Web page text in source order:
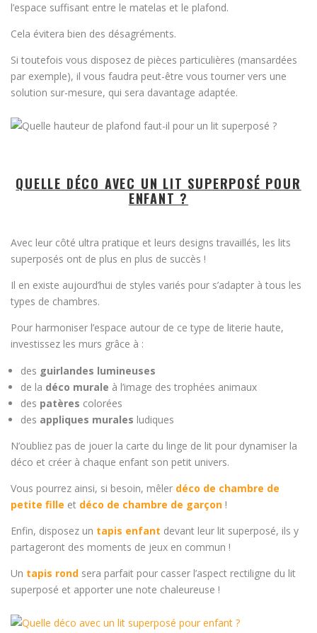
l’espace suffisant entre le matelas et le plafond.
Cela évitera bien des désagréments.
Si toutefois vous disposez de pièces particulières (mansardées
par exemple), il vous faudra peut-être vous tourner vers une
solution sur-mesure, qui sera davantage adaptée.
QUELLE DÉCO AVEC UN LIT SUPERPOSÉ POUR
ENFANT ?
Avec leur côté ultra pratique et leurs designs travaillés, les lits
superposés ont de plus en plus de succès !
Il en existe aujourd’hui de styles variés pour s’adapter à tous les
types de chambres.
Pour harmoniser l’espace autour de ce type de literie haute,
investissez les murs grâce à :
des guirlandes lumineuses
de la déco murale à l’image des trophées animaux
des patères colorées
des appliques murales ludiques
N’oubliez pas de jouer la carte du linge de lit pour dynamiser la
déco et créer à chaque enfant son petit univers.
Vous pourrez ainsi, si besoin, mêler déco de chambre de
petite fille et déco de chambre de garçon !
Enfin, disposez un tapis enfant devant leur lit superposé, ils y
partageront des moments de jeux en commun !
Un tapis rond sera parfait pour casser l’aspect rectiligne du lit
superposé et apporter une note chaleureuse !